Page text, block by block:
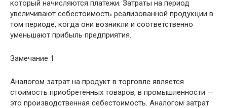
который начисляются платежи. Затраты на период
увеличивают себестоимость реализованной продукции в
том периоде, когда они возникли и соответственно
уменьшают прибыль предприятия.
Замечание 1
Аналогом затрат на продукт в торговле является
стоимость приобретенных товаров, в промышленности —
это производственная себестоимость. Аналогом затрат